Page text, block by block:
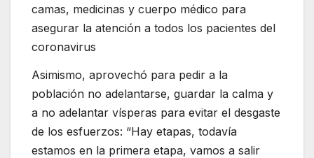
camas, medicinas y cuerpo médico para
asegurar la atención a todos los pacientes del
coronavirus
Asimismo, aprovechó para pedir a la
población no adelantarse, guardar la calma y
a no adelantar vísperas para evitar el desgaste
de los esfuerzos: “Hay etapas, todavía
estamos en la primera etapa, vamos a salir